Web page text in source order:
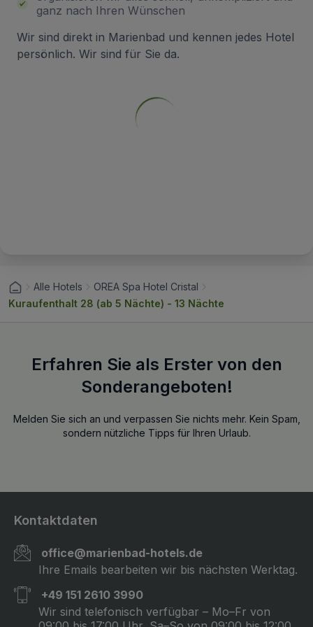
ganz nach Ihren Wünschen
Wir sind direkt in Marienbad und kennen jedes Hotel
persönlich. Wir sind für Sie da.
Alle Hotels
OREA Spa Hotel Cristal
Kuraufenthalt 28 (ab 5 Nächte) - 13 Nächte
Erfahren Sie als Erster von den
Sonderangeboten!
Melden Sie sich an und verpassen Sie nichts mehr. Kein Spam,
sondern nützliche Tipps für Ihren Urlaub.
Kontaktdaten
office@marienbad-hotels.de
Ihre Emails bearbeiten wir bis nächsten Werktag.
+49 151 2610 3990
Wir sind telefonisch verfügbar – Mo–Fr von